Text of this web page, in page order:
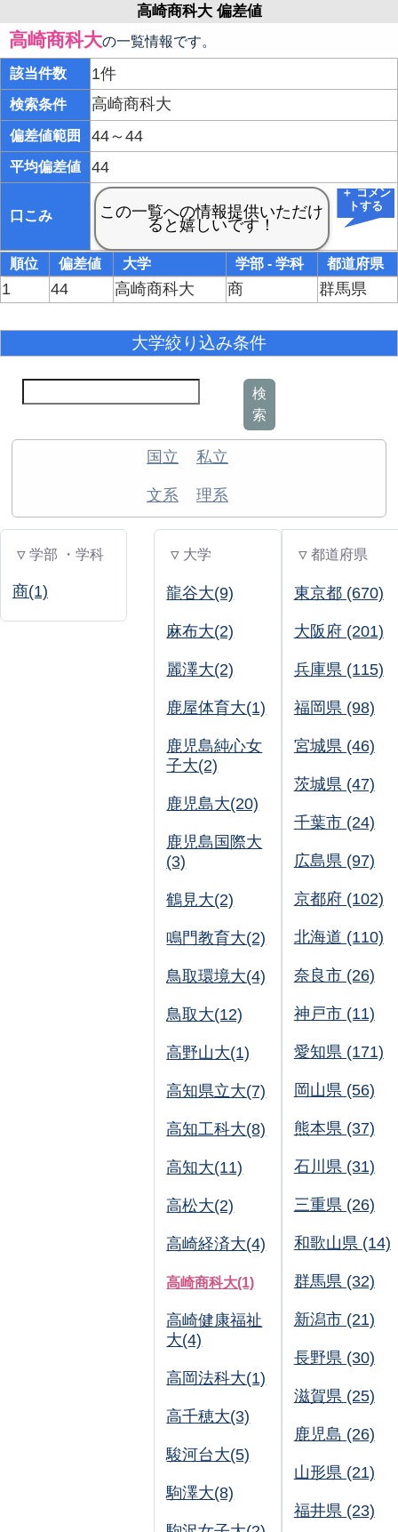
高崎商科大 偏差値
高崎商科大の一覧情報です。
該当件数 1件
検索条件 高崎商科大
偏差値範囲 44～44
平均偏差値 44
口こみ
＋ コメン
トする
順位 偏差値 大学 学部 - 学科 都道府県
1 44 高崎商科大 商 群馬県
大学絞り込み条件
検
索
国立 私立
文系 理系
▽ 学部 ・学科
商(1)
▽ 大学
龍谷大(9)
麻布大(2)
麗澤大(2)
鹿屋体育大(1)
鹿児島純心女
子大(2)
鹿児島大(20)
鹿児島国際大
(3)
鶴見大(2)
鳴門教育大(2)
鳥取環境大(4)
鳥取大(12)
高野山大(1)
高知県立大(7)
高知工科大(8)
高知大(11)
高松大(2)
高崎経済大(4)
高崎商科大(1)
高崎健康福祉
大(4)
高岡法科大(1)
高千穂大(3)
駿河台大(5)
駒澤大(8)
▽ 都道府県
東京都 (670)
大阪府 (201)
兵庫県 (115)
福岡県 (98)
宮城県 (46)
茨城県 (47)
千葉市 (24)
広島県 (97)
京都府 (102)
北海道 (110)
奈良市 (26)
神戸市 (11)
愛知県 (171)
岡山県 (56)
熊本県 (37)
石川県 (31)
三重県 (26)
和歌山県 (14)
群馬県 (32)
新潟市 (21)
長野県 (30)
滋賀県 (25)
鹿児島 (26)
山形県 (21)
福井県 (23)